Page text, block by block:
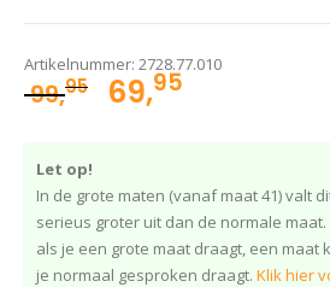
Artikelnummer: 2728.77.010
99,95 Oorspronkelijke
99,95.
69,95
69,95.
Let op!
In de grote maten (vanaf maat 41) valt
serieus groter uit dan de normale maat.
als je een grote maat draagt, een maat
je normaal gesproken draagt. Klik hier